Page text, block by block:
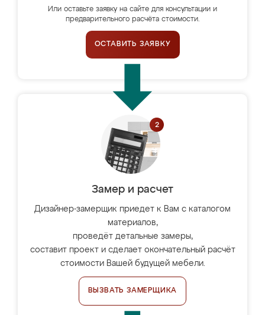
Или оставьте заявку на сайте для консультации и
предварительного расчёта стоимости.
ОСТАВИТЬ ЗАЯВКУ
Замер и расчет
Дизайнер-замерщик приедет к Вам с каталогом
материалов,
проведёт детальные замеры,
составит проект и сделает окончательный расчёт
стоимости Вашей будущей мебели.
ВЫЗВАТЬ ЗАМЕРЩИКА